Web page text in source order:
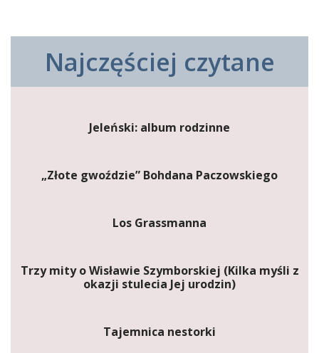
Najczęściej czytane
Jeleński: album rodzinne
„Złote gwoździe” Bohdana Paczowskiego
Los Grassmanna
Trzy mity o Wisławie Szymborskiej (Kilka myśli z
okazji stulecia Jej urodzin)
Tajemnica nestorki